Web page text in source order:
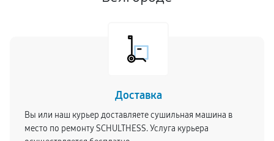
Доставка
Вы или наш курьер доставляете сушильная машина в
место по ремонту SCHULTHESS. Услуга курьера